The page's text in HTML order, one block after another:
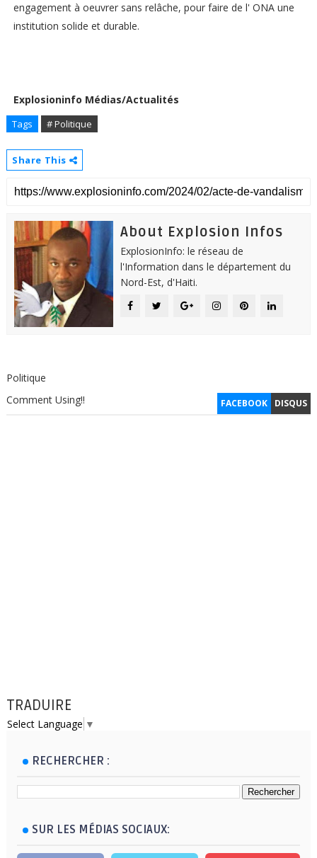
engagement à oeuvrer sans relâche, pour faire de l' ONA une
institution solide et durable.
Explosioninfo Médias/Actualités
Tags # Politique
Share This
About Explosion Infos
ExplosionInfo: le réseau de
l'Information dans le département du
Nord-Est, d'Haiti.
Politique
FACEBOOK DISQUS
Comment Using!!
TRADUIRE
Select Language ▼
RECHERCHER :
SUR LES MÉDIAS SOCIAUX: